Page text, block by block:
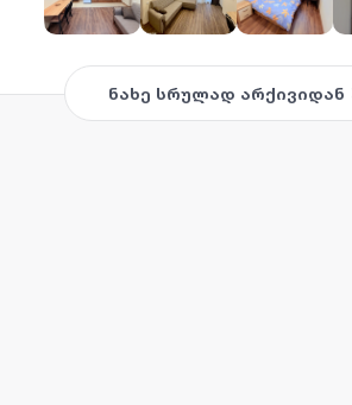
ნახე სრულად არქივიდან